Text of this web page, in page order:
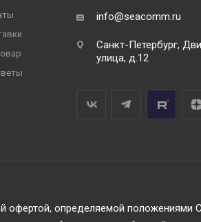
info@seacomm.ru
Санкт-Петербург,
улица, д.12
офертой, определяемой положениями